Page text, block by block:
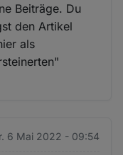
Beiträge. Du
den Artikel
als
6 Mai 2022 - 09:54